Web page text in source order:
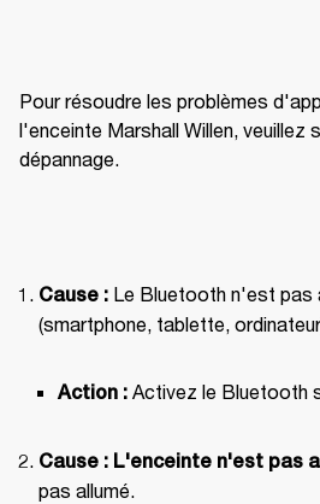
Pour résoudre les problèmes
l'enceinte Marshall Willen, veuillez
dépannage.
Cause : Le Bluetooth n'est pas
(smartphone, tablette,
Action : Activez le Bluetooth
Cause : L'enceinte n'est pas
pas allumé.